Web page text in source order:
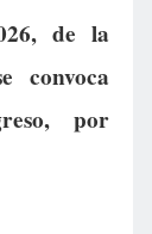
de la
convoca
por